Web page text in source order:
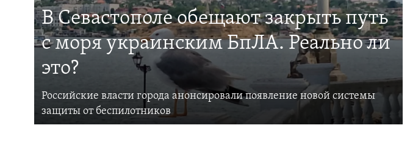
В Севастополе обещают закрыть путь
с моря украинским БпЛА. Реально ли
это?
Российские власти города анонсировали появление новой системы
защиты от беспилотников